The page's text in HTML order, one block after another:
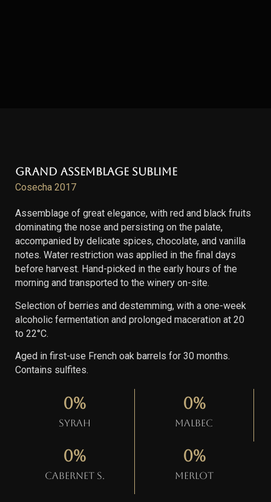
Grand Assemblage Sublime
Cosecha 2017
Assemblage of great elegance, with red and black fruits
dominating the nose and persisting on the palate,
accompanied by delicate spices, chocolate, and vanilla
notes. Water restriction was applied in the final days
before harvest. Hand-picked in the early hours of the
morning and transported to the winery on-site.
Selection of berries and destemming, with a one-week
alcoholic fermentation and prolonged maceration at 20
to 22°C.
Aged in first-use French oak barrels for 30 months.
Contains sulfites.
Syrah
0%
Malbec
0%
Cabernet S.
0%
Merlot
0%